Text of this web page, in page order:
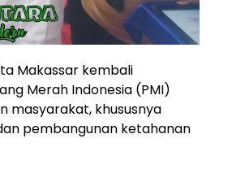
Makassar kembali
Merah Indonesia (PMI)
masyarakat, khususnya
pembangunan ketahanan